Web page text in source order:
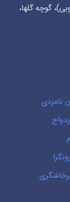
گوچه گلها،
نامزدی